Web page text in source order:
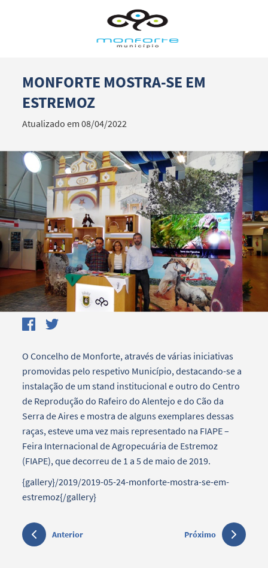
Termo de Pesquisa
Categorias gerais
Filtros
MONFORTE MOSTRA-SE EM
ESTREMOZ
Atualizado em 08/04/2022
O Concelho de Monforte, através de várias iniciativas
promovidas pelo respetivo Município, destacando-se a
instalação de um stand institucional e outro do Centro
de Reprodução do Rafeiro do Alentejo e do Cão da
Serra de Aires e mostra de alguns exemplares dessas
raças, esteve uma vez mais representado na FIAPE –
Feira Internacional de Agropecuária de Estremoz
(FIAPE), que decorreu de 1 a 5 de maio de 2019.
{gallery}/2019/2019-05-24-monforte-mostra-se-em-
estremoz{/gallery}
Anterior Próximo